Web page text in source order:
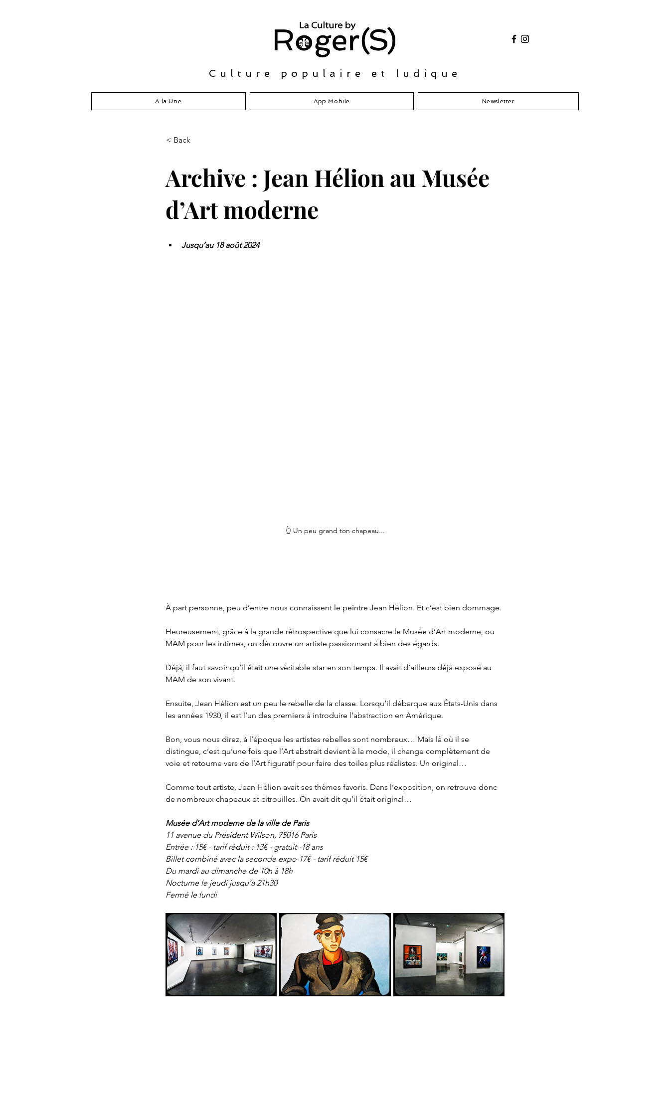
Culture populaire et ludique
A la Une App Mobile Newsletter
< Back
Archive : Jean Hélion au Musée
d’Art moderne
Jusqu’au 18 août 2024
👆 Un peu grand ton chapeau...
À part personne, peu d’entre nous connaissent le peintre Jean Hélion. Et c’est bien dommage.
Heureusement, grâce à la grande rétrospective que lui consacre le Musée d’Art moderne, ou
MAM pour les intimes, on découvre un artiste passionnant à bien des égards.
Déjà, il faut savoir qu’il était une véritable star en son temps. Il avait d’ailleurs déjà exposé au
MAM de son vivant.
Ensuite, Jean Hélion est un peu le rebelle de la classe. Lorsqu’il débarque aux États-Unis dans
les années 1930, il est l’un des premiers à introduire l’abstraction en Amérique.
Bon, vous nous direz, à l’époque les artistes rebelles sont nombreux… Mais là où il se
distingue, c’est qu’une fois que l’Art abstrait devient à la mode, il change complètement de
voie et retourne vers de l’Art figuratif pour faire des toiles plus réalistes. Un original…
Comme tout artiste, Jean Hélion avait ses thèmes favoris. Dans l’exposition, on retrouve donc
de nombreux chapeaux et citrouilles. On avait dit qu’il était original…
Musée d’Art moderne de la ville de Paris
11 avenue du Président Wilson, 75016 Paris
Entrée : 15€ - tarif réduit : 13€ - gratuit -18 ans
Billet combiné avec la seconde expo 17€ - tarif réduit 15€
Du mardi au dimanche de 10h à 18h
Nocturne le jeudi jusqu’à 21h30
Fermé le lundi